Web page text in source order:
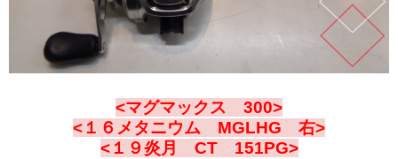
<マグマックス 300>
<１６メタニウム MGLHG 右>
<１９炎月 CT 151PG>